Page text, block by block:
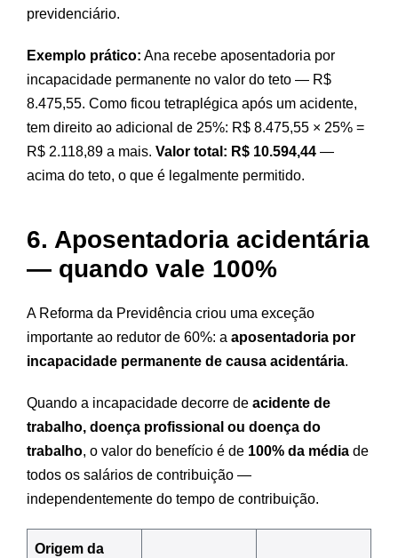
previdenciário.
Exemplo prático: Ana recebe aposentadoria por
incapacidade permanente no valor do teto — R$
8.475,55. Como ficou tetraplégica após um acidente,
tem direito ao adicional de 25%: R$ 8.475,55 × 25% =
R$ 2.118,89 a mais. Valor total: R$ 10.594,44 —
acima do teto, o que é legalmente permitido.
6. Aposentadoria acidentária
— quando vale 100%
A Reforma da Previdência criou uma exceção
importante ao redutor de 60%: a aposentadoria por
incapacidade permanente de causa acidentária.
Quando a incapacidade decorre de acidente de
trabalho, doença profissional ou doença do
trabalho, o valor do benefício é de 100% da média de
todos os salários de contribuição —
independentemente do tempo de contribuição.
Origem da